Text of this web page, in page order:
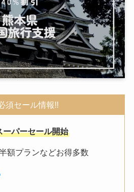
須セール情報!!
ーパーセール開始
額プランなどお得多数